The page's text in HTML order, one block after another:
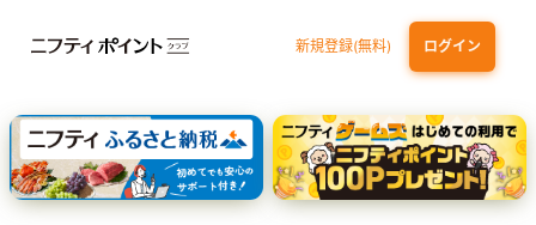
新規登録(無料) ログイン
三井住友カード ゴールド（NL）（家族カード発行） dカード GOLD
【実質初月無料】DMM | Disney+(ディズニープラス) セットプラン
SBI証券 確定拠出年金（iDeCo）